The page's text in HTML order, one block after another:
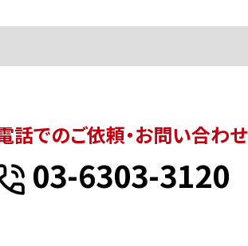
話でのご依頼・お問い合わせ
03-6303-3120